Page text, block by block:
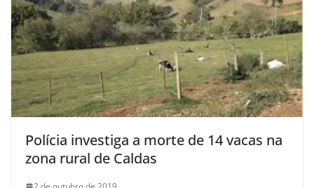
Polícia investiga a morte de 14 vacas na
zona rural de Caldas